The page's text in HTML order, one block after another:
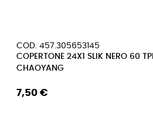
COD. 457.305653145
COPERTONE 24X1 SLIK NERO 60 TPI 25-540 CARROZZINA
CHAOYANG
7,50 €